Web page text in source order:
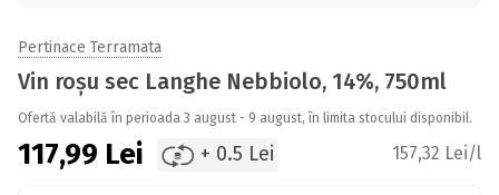
Pertinace Terramata
Vin roșu sec Langhe Nebbiolo, 14%, 750ml
Ofertă valabilă în perioada 3 august - 9 august, în limita stocului disponibil.
117,99 Lei + 0.5 Lei 157,32 Lei/l